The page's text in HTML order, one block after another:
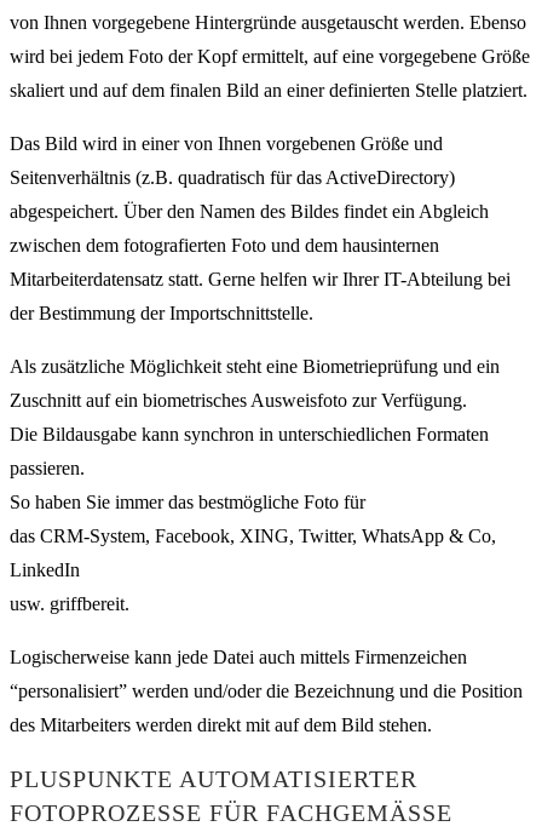
von Ihnen vorgegebene Hintergründe ausgetauscht werden. Ebenso
wird bei jedem Foto der Kopf ermittelt, auf eine vorgegebene Größe
skaliert und auf dem finalen Bild an einer definierten Stelle platziert.
Das Bild wird in einer von Ihnen vorgebenen Größe und
Seitenverhältnis (z.B. quadratisch für das ActiveDirectory)
abgespeichert. Über den Namen des Bildes findet ein Abgleich
zwischen dem fotografierten Foto und dem hausinternen
Mitarbeiterdatensatz statt. Gerne helfen wir Ihrer IT-Abteilung bei
der Bestimmung der Importschnittstelle.
Als zusätzliche Möglichkeit steht eine Biometrieprüfung und ein
Zuschnitt auf ein biometrisches Ausweisfoto zur Verfügung.
Die Bildausgabe kann synchron in unterschiedlichen Formaten
passieren.
So haben Sie immer das bestmögliche Foto für
das CRM-System, Facebook, XING, Twitter, WhatsApp & Co,
LinkedIn
usw. griffbereit.
Logischerweise kann jede Datei auch mittels Firmenzeichen
“personalisiert” werden und/oder die Bezeichnung und die Position
des Mitarbeiters werden direkt mit auf dem Bild stehen.
PLUSPUNKTE AUTOMATISIERTER
FOTOPROZESSE FÜR FACHGEMÄSSE M